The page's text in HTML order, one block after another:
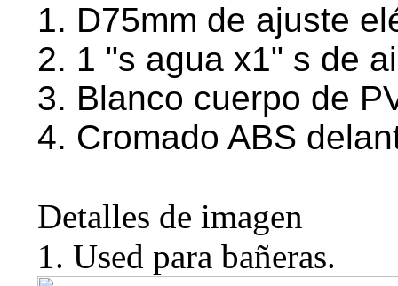
1. D75mm de ajuste
2. 1 "s agua x1" s de
3. Blanco cuerpo de
4. Cromado ABS
Detalles de imagen
1. Used para bañeras.